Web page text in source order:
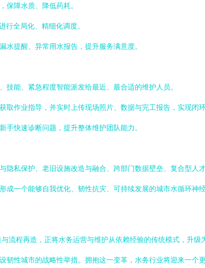
保障水质、降低药耗。
行全局化、精细化调度。
提醒、异常用水报告，提升服务满意度。
能、紧急程度智能派发给最近、最合适的维护人员。
取作业指导，并实时上传现场照片、数据与完工报告，实现闭环
快速诊断问题，提升整体维护团队能力。
隐私保护、老旧设施改造与融合、跨部门数据壁垒、复合型人
一个能够自我优化、韧性抗灾、可持续发展的城市水循环神
流程再造，正将水务运营与维护从依赖经验的传统模式，升
性城市的战略性举措。拥抱这一变革，水务行业将迎来一个